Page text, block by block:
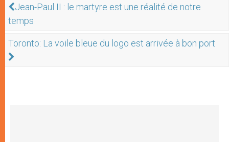
Jean-Paul II : le martyre est une réalité de notre
temps
Toronto: La voile bleue du logo est arrivée à bon port